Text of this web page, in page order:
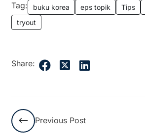
Tag: buku korea eps topik Tips
tryout
Share:
Previous Post